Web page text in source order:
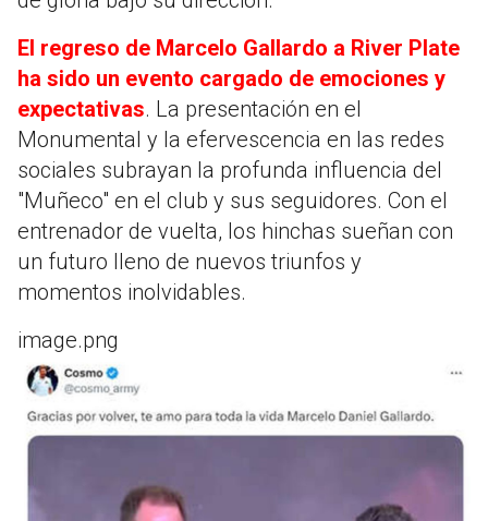
El regreso de Marcelo Gallardo a River Plate
ha sido un evento cargado de emociones y
expectativas. La presentación en el
Monumental y la efervescencia en las redes
sociales subrayan la profunda influencia del
"Muñeco" en el club y sus seguidores. Con el
entrenador de vuelta, los hinchas sueñan con
un futuro lleno de nuevos triunfos y
momentos inolvidables.
image.png